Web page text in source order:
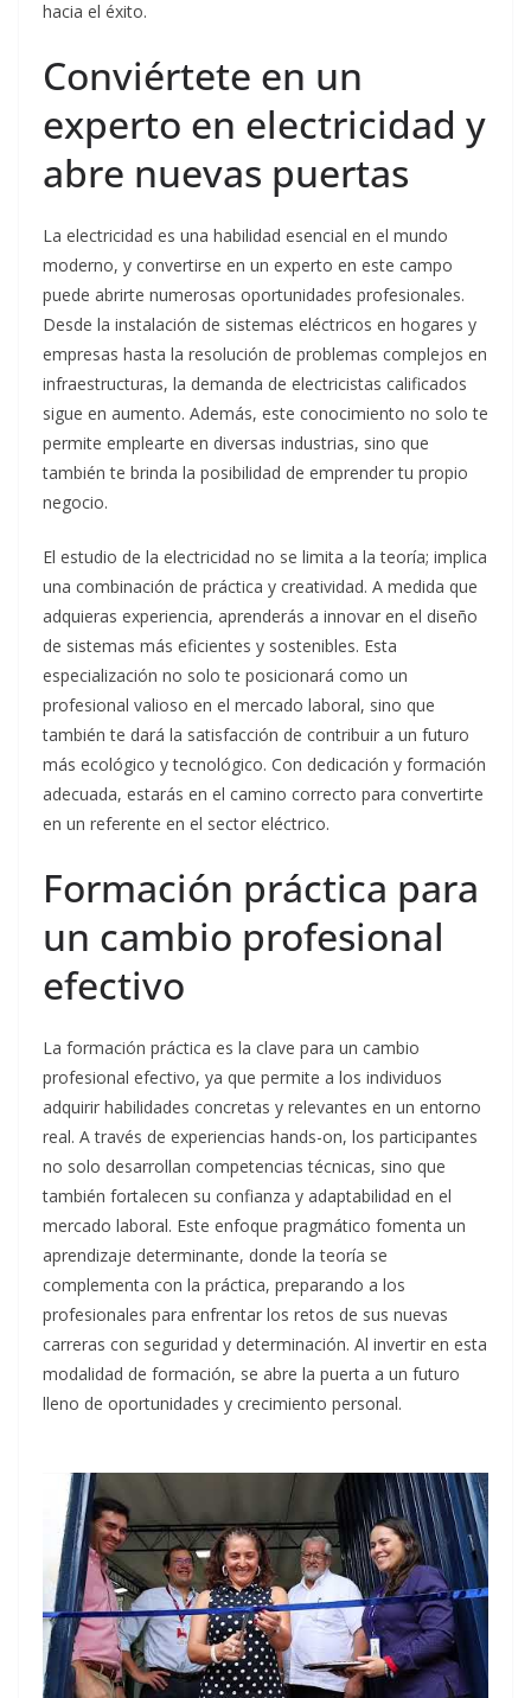
hacia el éxito.
Conviértete en un
experto en electricidad y
abre nuevas puertas
La electricidad es una habilidad esencial en el mundo
moderno, y convertirse en un experto en este campo
puede abrirte numerosas oportunidades profesionales.
Desde la instalación de sistemas eléctricos en hogares y
empresas hasta la resolución de problemas complejos en
infraestructuras, la demanda de electricistas calificados
sigue en aumento. Además, este conocimiento no solo te
permite emplearte en diversas industrias, sino que
también te brinda la posibilidad de emprender tu propio
negocio.
El estudio de la electricidad no se limita a la teoría; implica
una combinación de práctica y creatividad. A medida que
adquieras experiencia, aprenderás a innovar en el diseño
de sistemas más eficientes y sostenibles. Esta
especialización no solo te posicionará como un
profesional valioso en el mercado laboral, sino que
también te dará la satisfacción de contribuir a un futuro
más ecológico y tecnológico. Con dedicación y formación
adecuada, estarás en el camino correcto para convertirte
en un referente en el sector eléctrico.
Formación práctica para
un cambio profesional
efectivo
La formación práctica es la clave para un cambio
profesional efectivo, ya que permite a los individuos
adquirir habilidades concretas y relevantes en un entorno
real. A través de experiencias hands-on, los participantes
no solo desarrollan competencias técnicas, sino que
también fortalecen su confianza y adaptabilidad en el
mercado laboral. Este enfoque pragmático fomenta un
aprendizaje determinante, donde la teoría se
complementa con la práctica, preparando a los
profesionales para enfrentar los retos de sus nuevas
carreras con seguridad y determinación. Al invertir en esta
modalidad de formación, se abre la puerta a un futuro
lleno de oportunidades y crecimiento personal.